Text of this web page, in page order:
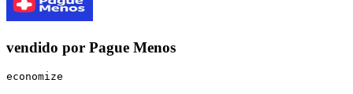
vendido por Pague Menos
economize